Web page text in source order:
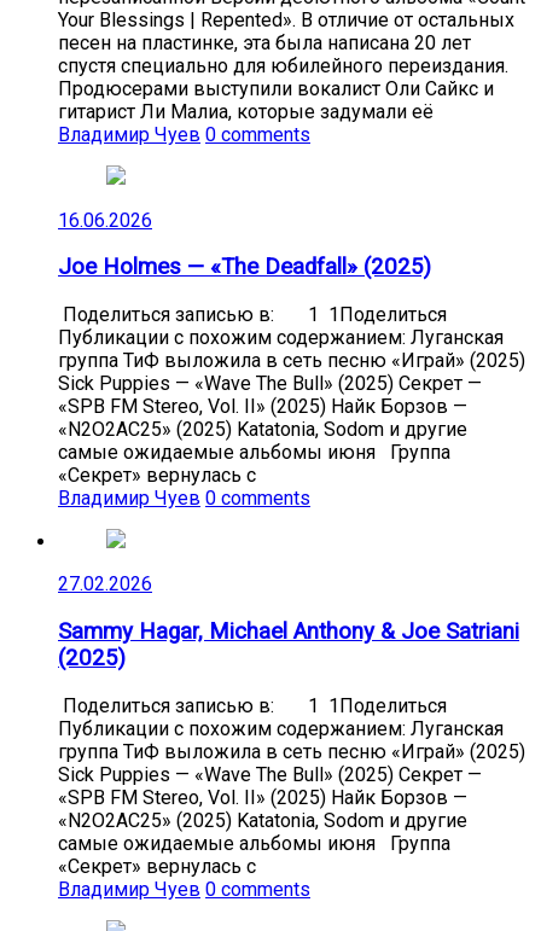
Your Blessings | Repented». В отличие от остальных
песен на пластинке, эта была написана 20 лет
спустя специально для юбилейного переиздания.
Продюсерами выступили вокалист Оли Сайкс и
гитарист Ли Малиа, которые задумали её
Владимир Чуев 0 comments
16.06.2026
Joe Holmes — «The Deadfall» (2025)
Поделиться записью в: 1 1Поделиться
Публикации с похожим содержанием: Луганская
группа ТиФ выложила в сеть песню «Играй» (2025)
Sick Puppies — «Wave The Bull» (2025) Секрет —
«SPB FM Stereo, Vol. II» (2025) Найк Борзов —
«N2O2AC25» (2025) Katatonia, Sodom и другие
самые ожидаемые альбомы июня Группа
«Секрет» вернулась с
Владимир Чуев 0 comments
27.02.2026
Sammy Hagar, Michael Anthony & Joe Satriani
(2025)
Поделиться записью в: 1 1Поделиться
Публикации с похожим содержанием: Луганская
группа ТиФ выложила в сеть песню «Играй» (2025)
Sick Puppies — «Wave The Bull» (2025) Секрет —
«SPB FM Stereo, Vol. II» (2025) Найк Борзов —
«N2O2AC25» (2025) Katatonia, Sodom и другие
самые ожидаемые альбомы июня Группа
«Секрет» вернулась с
Владимир Чуев 0 comments